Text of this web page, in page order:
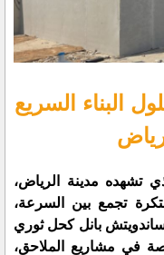
البناء السريع
تشهده مدينة الرياض،
تجمع بين السرعة،
بانل كحل ثوري
في مشاريع الملاحق،